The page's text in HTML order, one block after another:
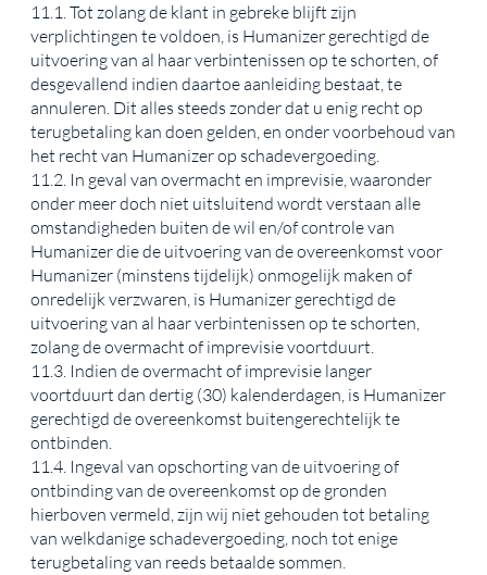
11.1. Tot zolang de klant in gebreke blijft zijn
verplichtingen te voldoen, is Humanizer gerechtigd de
uitvoering van al haar verbintenissen op te schorten, of
desgevallend indien daartoe aanleiding bestaat, te
annuleren. Dit alles steeds zonder dat u enig recht op
terugbetaling kan doen gelden, en onder voorbehoud van
het recht van Humanizer op schadevergoeding.
11.2. In geval van overmacht en imprevisie, waaronder
onder meer doch niet uitsluitend wordt verstaan alle
omstandigheden buiten de wil en/of controle van
Humanizer die de uitvoering van de overeenkomst voor
Humanizer (minstens tijdelijk) onmogelijk maken of
onredelijk verzwaren, is Humanizer gerechtigd de
uitvoering van al haar verbintenissen op te schorten,
zolang de overmacht of imprevisie voortduurt.
11.3. Indien de overmacht of imprevisie langer
voortduurt dan dertig (30) kalenderdagen, is Humanizer
gerechtigd de overeenkomst buitengerechtelijk te
ontbinden.
11.4. Ingeval van opschorting van de uitvoering of
ontbinding van de overeenkomst op de gronden
hierboven vermeld, zijn wij niet gehouden tot betaling
van welkdanige schadevergoeding, noch tot enige
terugbetaling van reeds betaalde sommen.